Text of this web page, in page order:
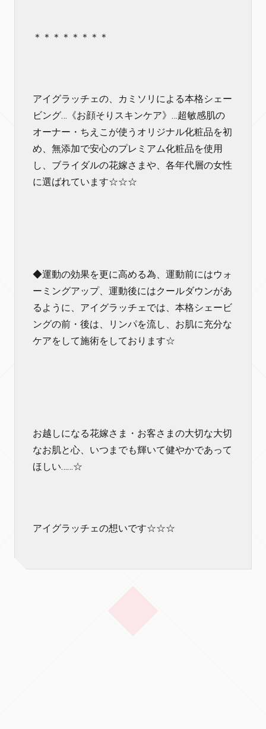
＊＊＊＊＊＊＊＊
アイグラッチェの、カミソリによる本格シェー
ビング…《お顔そりスキンケア》…超敏感肌の
オーナー・ちえこが使うオリジナル化粧品を初
め、無添加で安心のプレミアム化粧品を使用
し、ブライダルの花嫁さまや、各年代層の女性
に選ばれています☆☆☆
◆運動の効果を更に高める為、運動前にはウォ
ーミングアップ、運動後にはクールダウンがあ
るように、アイグラッチェでは、本格シェービ
ングの前・後は、リンパを流し、お肌に充分な
ケアをして施術をしております☆
お越しになる花嫁さま・お客さまの大切な大切
なお肌と心、いつまでも輝いて健やかであって
ほしい……☆
アイグラッチェの想いです☆☆☆